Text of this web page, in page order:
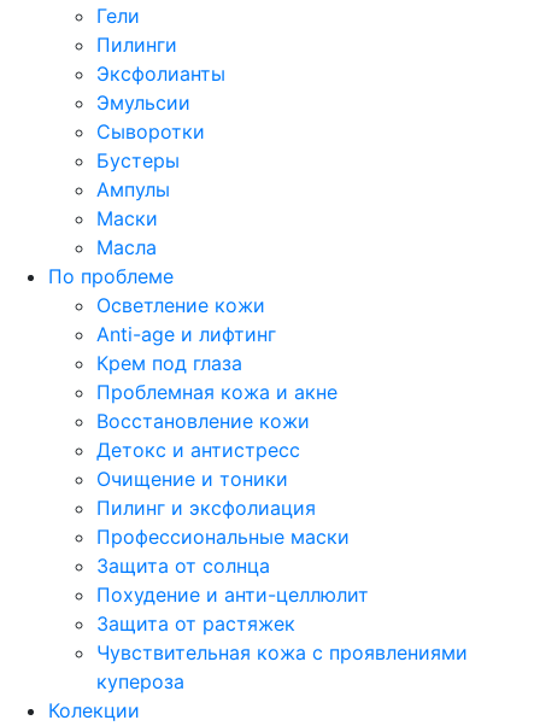
Гели
Пилинги
Эксфолианты
Эмульсии
Сыворотки
Бустеры
Ампулы
Маски
Масла
По проблеме
Осветление кожи
Anti-age и лифтинг
Крем под глаза
Проблемная кожа и акне
Восстановление кожи
Детокс и антистресс
Очищение и тоники
Пилинг и эксфолиация
Профессиональные маски
Защита от солнца
Похудение и анти-целлюлит
Защита от растяжек
Чувствительная кожа с проявлениями
купероза
Колекции